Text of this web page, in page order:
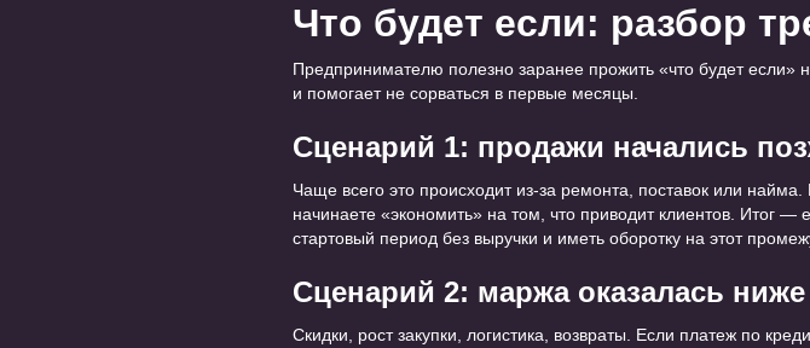
Что будет если: разбор
Предпринимателю полезно заранее прожить «что будет
и помогает не сорваться в первые месяцы.
Сценарий 1: продажи начались
Чаще всего это происходит из-за ремонта, поставок или
начинаете «экономить» на том, что приводит клиентов. Итог
стартовый период без выручки и иметь оборотку на этот
Сценарий 2: маржа оказалась ниже
Скидки, рост закупки, логистика, возвраты. Если платеж по